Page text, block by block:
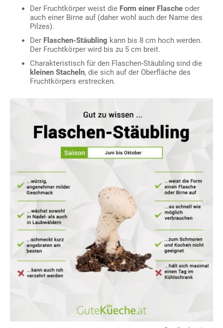
Der Fruchtkörper weist die Form einer Flasche oder
auch einer Birne auf (daher wohl auch der Name des
Pilzes).
Der Flaschen-Stäubling kann bis 8 cm hoch werden.
Der Fruchtkörper wird bis zu 5 cm breit.
Charakteristisch für den Flaschen-Stäubling sind die
kleinen Stacheln, die sich auf der Oberfläche des
Fruchtkörpers erstrecken.